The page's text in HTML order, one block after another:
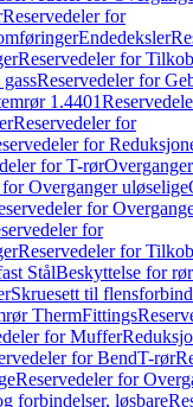
Reservedeler for
Endedeksler
Reservedeler for
Reservedeler for
1.4401
Reservedeler for
for
for T-rørOverganger
Overganger uløselige
for
for
Reservedeler for
StålBeskyttelse for
Skruesett til
ThermFittings
for Muffer
for BendT-rør
Reservedeler for
forbindelser, løsbare